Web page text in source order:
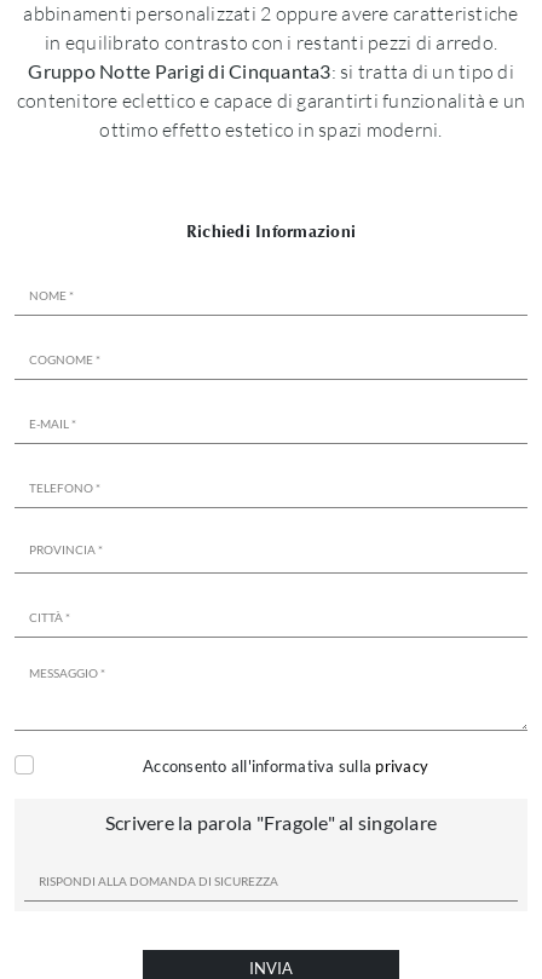
abbinamenti personalizzati 2 oppure avere caratteristiche
in equilibrato contrasto con i restanti pezzi di arredo.
Gruppo Notte Parigi di Cinquanta3: si tratta di un tipo di
contenitore eclettico e capace di garantirti funzionalità e un
ottimo effetto estetico in spazi moderni.
Richiedi Informazioni
Acconsento all'informativa sulla privacy
Scrivere la parola "Fragole" al singolare
INVIA